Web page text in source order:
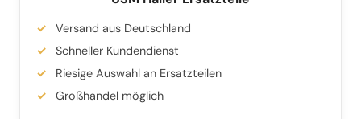
Versand aus Deutschland
Schneller Kundendienst
Riesige Auswahl an Ersatzteilen
Großhandel möglich